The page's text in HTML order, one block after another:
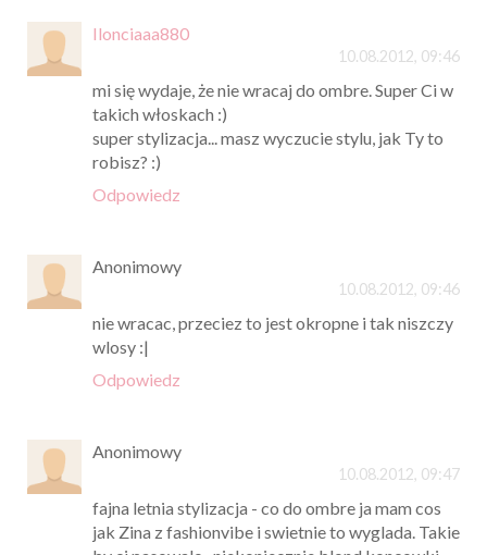
Ilonciaaa880
10.08.2012, 09:46
mi się wydaje, że nie wracaj do ombre. Super Ci w
takich włoskach :)
super stylizacja... masz wyczucie stylu, jak Ty to
robisz? :)
Odpowiedz
Anonimowy
10.08.2012, 09:46
nie wracac, przeciez to jest okropne i tak niszczy
wlosy :|
Odpowiedz
Anonimowy
10.08.2012, 09:47
fajna letnia stylizacja - co do ombre ja mam cos
jak Zina z fashionvibe i swietnie to wyglada. Takie